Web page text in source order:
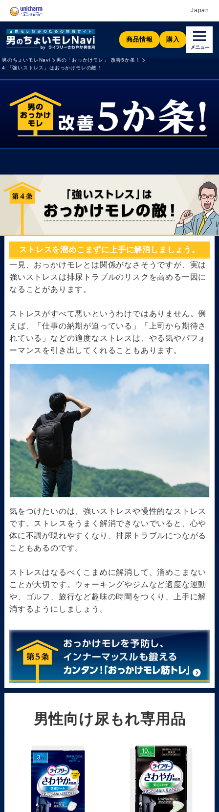
Japan
商品情報 購入
男のちょいモレNavi
男の「おっかけモレ」 改善5か条！
4.「強いストレス」はおっかけモレの敵！
ストレスを溜めこまずに上手に解消しましょう。
一見、おっかけモレとは関係がなさそうですが、実は
強いストレスは排尿トラブルのリスクを高める一因に
なることがあります。
ストレスがすべて悪いというわけではありません。例
えば、「仕事の納期が迫っている」「上司から期待さ
れている」などの適度なストレスは、やる気やパフォ
ーマンスを引き出してくれることもあります。
気をつけたいのは、強いストレスや慢性的なストレス
です。ストレスをうまく解消できないでいると、心や
体に不調が現れやすくなり、排尿トラブルにつながる
こともあるのです。
ストレスはなるべくこまめに解消して、溜めこまない
ことが大切です。ウォーキングやジムなど適度な運動
や、ゴルフ、旅行など趣味の時間をつくり、上手に解
消するようにしましょう。
男性向け尿もれ専用品